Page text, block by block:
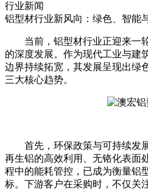
行业新闻
铝型材行业新风向：绿色、智能
当前，铝型材行业正迎来一
的深度发展。作为现代工业与建
边界持续拓宽，其发展呈现出绿
三大核心趋势。
首先，环保政策与可持续发
再生铝的高效利用、无铬化表面
程中的能耗管控，已成为衡量铝
标。下游客户在采购时，不仅关